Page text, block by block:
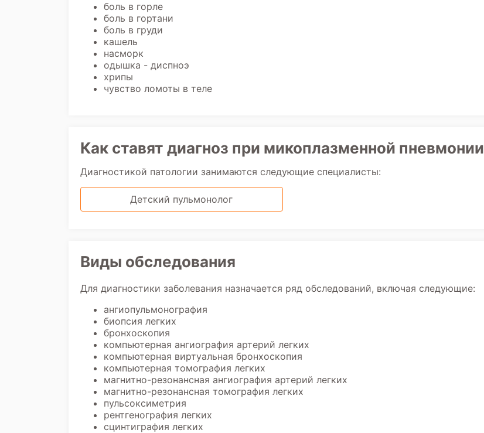
боль в горле
боль в гортани
боль в груди
кашель
насморк
одышка - диспноэ
хрипы
чувство ломоты в теле
Как ставят диагноз при микоплазменной пневмонии
Диагностикой патологии занимаются следующие специалисты:
Детский пульмонолог
Виды обследования
Для диагностики заболевания назначается ряд обследований, включая следующие:
ангиопульмонография
биопсия легких
бронхоскопия
компьютерная ангиография артерий легких
компьютерная виртуальная бронхоскопия
компьютерная томография легких
магнитно-резонансная ангиография артерий легких
магнитно-резонансная томография легких
пульсоксиметрия
рентгенография легких
сцинтиграфия легких